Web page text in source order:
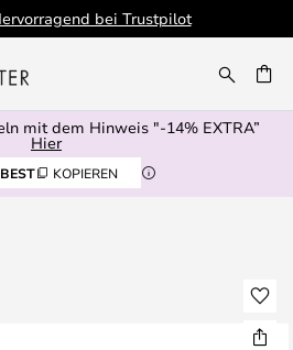
mit dem Hinweis "-14% EXTRA”
Hier
BEST KOPIEREN